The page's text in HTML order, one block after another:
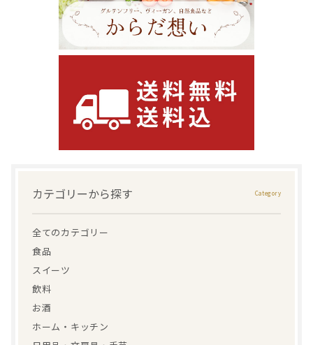
カテゴリーから探す
全てのカテゴリー
食品
スイーツ
飲料
お酒
ホーム・キッチン